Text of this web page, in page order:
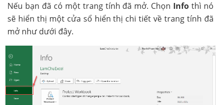
Nếu bạn đã có một trang tính đã mở. Chọn Infothì nó
sẽ hiển thị một cửa sổ hiển thị chi tiết về trang tính đã
mở như dưới đây.